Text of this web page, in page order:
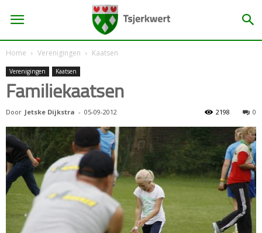
Home Verenigingen Kaatsen
Verenigingen Kaatsen
Familiekaatsen
Door Jetske Dijkstra - 05-09-2012 0
2198